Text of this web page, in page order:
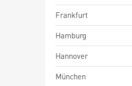
Frankfurt
Hamburg
Hannover
München